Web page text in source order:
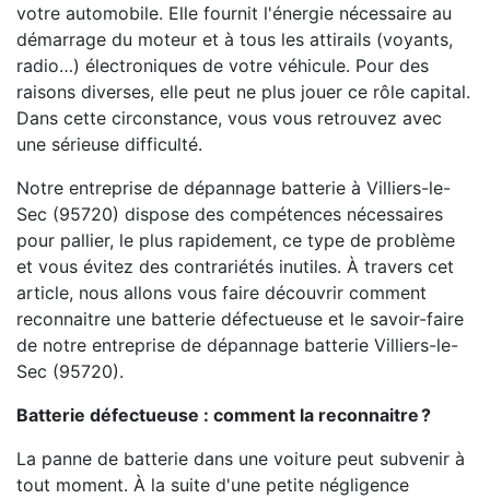
votre automobile. Elle fournit l'énergie nécessaire au
démarrage du moteur et à tous les attirails (voyants,
radio…) électroniques de votre véhicule. Pour des
raisons diverses, elle peut ne plus jouer ce rôle capital.
Dans cette circonstance, vous vous retrouvez avec
une sérieuse difficulté.
Notre entreprise de dépannage batterie à Villiers-le-
Sec (95720) dispose des compétences nécessaires
pour pallier, le plus rapidement, ce type de problème
et vous évitez des contrariétés inutiles. À travers cet
article, nous allons vous faire découvrir comment
reconnaitre une batterie défectueuse et le savoir-faire
de notre entreprise de dépannage batterie Villiers-le-
Sec (95720).
Batterie défectueuse : comment la reconnaitre ?
La panne de batterie dans une voiture peut subvenir à
tout moment. À la suite d'une petite négligence